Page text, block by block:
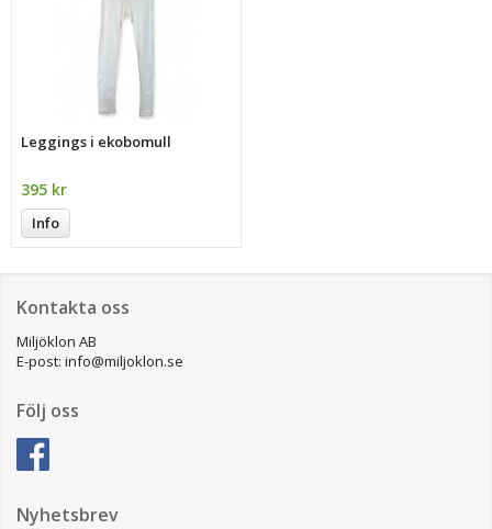
Leggings i ekobomull
395 kr
Info
Kontakta oss
Miljöklon AB
E-post: info@miljoklon.se
Följ oss
Nyhetsbrev